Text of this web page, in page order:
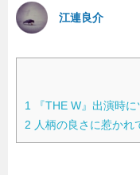
江連良介
1
『THE W』出演時
2 人柄の良さに惹かれ